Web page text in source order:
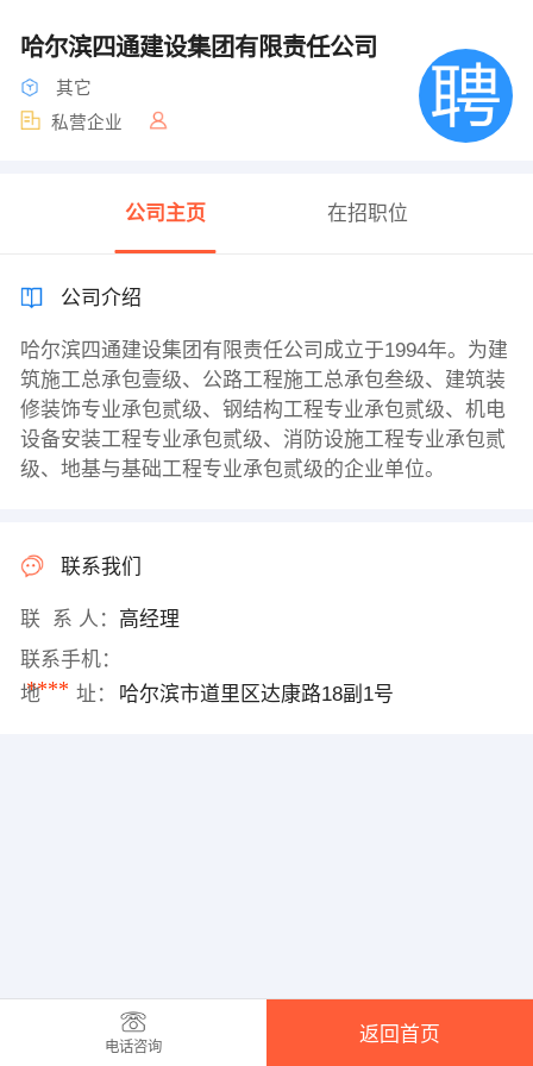
哈尔滨四通建设集团有限责任公司
其它
私营企业
公司主页 在招职位
公司介绍
哈尔滨四通建设集团有限责任公司成立于1994年。为建
筑施工总承包壹级、公路工程施工总承包叁级、建筑装
修装饰专业承包贰级、钢结构工程专业承包贰级、机电
设备安装工程专业承包贰级、消防设施工程专业承包贰
级、地基与基础工程专业承包贰级的企业单位。
联系我们
联 系 人： 高经理
联系手机：
****
地 址： 哈尔滨市道里区达康路18副1号
电话咨询
返回首页